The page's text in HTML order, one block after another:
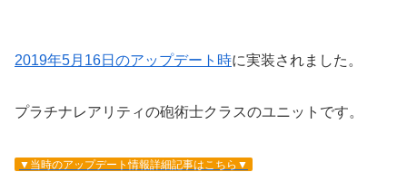
2019年5月16日のアップデート時に実装されました。
プラチナレアリティの砲術士クラスのユニットです。
▼当時のアップデート情報詳細記事はこちら▼